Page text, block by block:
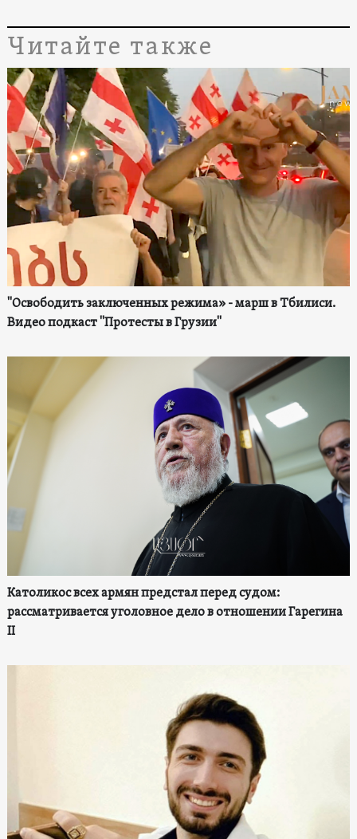
Читайте также
"Освободить заключенных режима» - марш в Тбилиси.
Видео подкаст "Протесты в Грузии"
Католикос всех армян предстал перед судом:
рассматривается уголовное дело в отношении Гарегина
II